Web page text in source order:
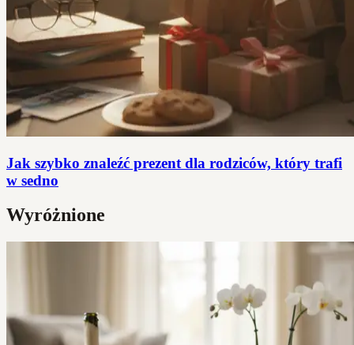
Jak szybko znaleźć prezent dla rodziców, który trafi
w sedno
Wyróżnione